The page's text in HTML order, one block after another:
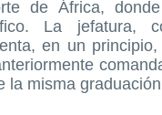
de África,
La jefatura,
en un
la misma